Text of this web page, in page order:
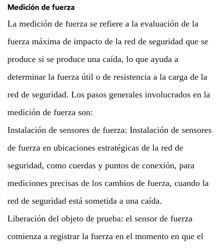
Medición de fuerza
La medición de fuerza se refiere a la evaluación de la
fuerza máxima de impacto de la red de seguridad que se
produce si se produce una caída, lo que ayuda a
determinar la fuerza útil o de resistencia a la carga de la
red de seguridad. Los pasos generales involucrados en la
medición de fuerza son:
Instalación de sensores de fuerza: Instalación de sensores
de fuerza en ubicaciones estratégicas de la red de
seguridad, como cuerdas y puntos de conexión, para
mediciones precisas de los cambios de fuerza, cuando la
red de seguridad está sometida a una caída.
Liberación del objeto de prueba: el sensor de fuerza
comienza a registrar la fuerza en el momento en que el